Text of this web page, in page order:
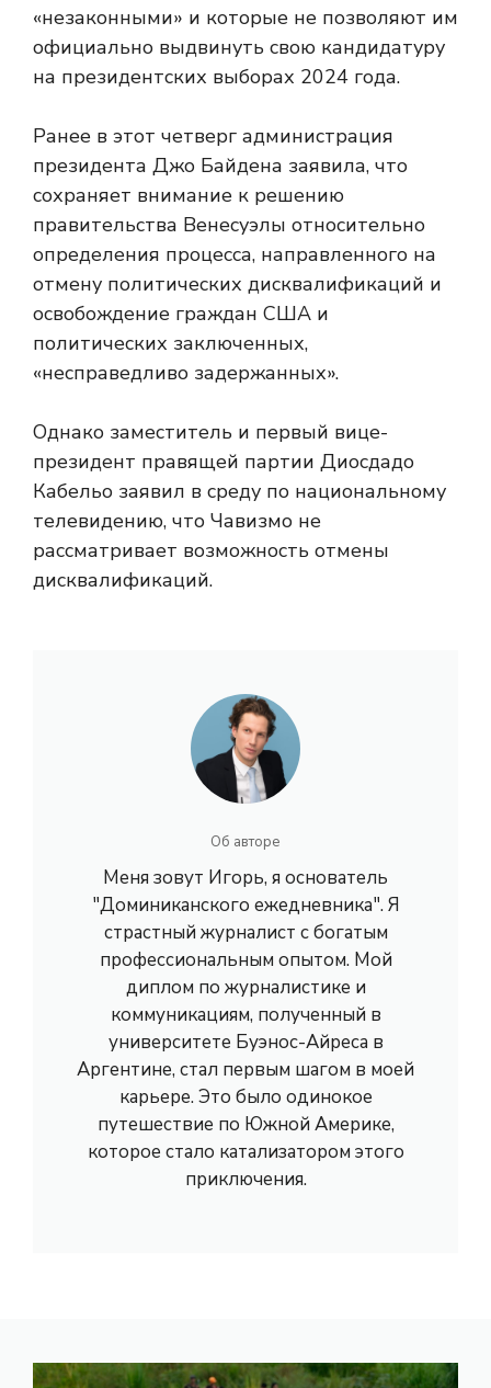
«незаконными» и которые не позволяют им
официально выдвинуть свою кандидатуру
на президентских выборах 2024 года.
Ранее в этот четверг администрация
президента Джо Байдена заявила, что
сохраняет внимание к решению
правительства Венесуэлы относительно
определения процесса, направленного на
отмену политических дисквалификаций и
освобождение граждан США и
политических заключенных,
«несправедливо задержанных».
Однако заместитель и первый вице-
президент правящей партии Диосдадо
Кабельо заявил в среду по национальному
телевидению, что Чавизмо не
рассматривает возможность отмены
дисквалификаций.
Об авторе
Меня зовут Игорь, я основатель
"Доминиканского ежедневника". Я
страстный журналист с богатым
профессиональным опытом. Мой
диплом по журналистике и
коммуникациям, полученный в
университете Буэнос-Айреса в
Аргентине, стал первым шагом в моей
карьере. Это было одинокое
путешествие по Южной Америке,
которое стало катализатором этого
приключения.